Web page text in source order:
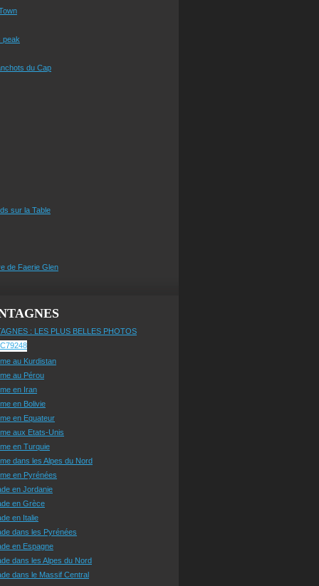
peak
du Cap
sur la Table
de Faerie Glen
: LES PLUS BELLES PHOTOS
au Kurdistan
au Pérou
en Iran
en Bolivie
en Equateur
aux Etats-Unis
en Turquie
dans les Alpes du Nord
en Pyrénées
en Jordanie
en Grèce
en Italie
dans les Pyrénées
en Espagne
dans les Alpes du Nord
dans le Massif Central